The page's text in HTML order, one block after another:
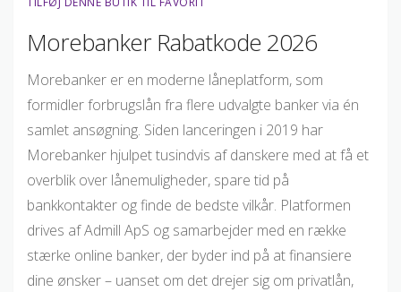
Morebanker Rabatkode 2026
Morebanker er en moderne låneplatform, som
formidler forbrugslån fra flere udvalgte banker via én
samlet ansøgning. Siden lanceringen i 2019 har
Morebanker hjulpet tusindvis af danskere med at få et
overblik over lånemuligheder, spare tid på
bankkontakter og finde de bedste vilkår. Platformen
drives af Admill ApS og samarbejder med en række
stærke online banker, der byder ind på at finansiere
dine ønsker – uanset om det drejer sig om privatlån,